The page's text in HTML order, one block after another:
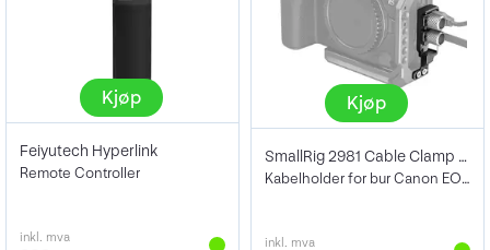
Kjøp
Feiyutech Hyperlink
Remote Controller
inkl. mva
Kjøp
SmallRig 2981 Cable Clamp for R5 and R6
Kabelholder for bur Canon EOS R5/R6
inkl. mva